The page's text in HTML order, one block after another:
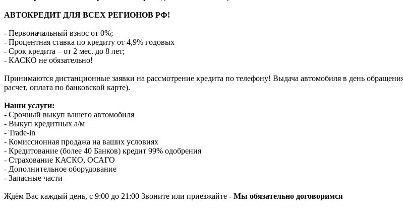
АВТОКРЕДИТ ДЛЯ ВСЕХ РЕГИОНОВ РФ!
- Первоначальный взнос от 0%;
- Процентная ставка по кредиту от 4,9% годовых
- Срок кредита – от 2 мес. до 8 лет;
- КАСКО не обязательно!
Принимаются дистанционные заявки на рассмотрение кредита по телефону! Выдача автомобиля в день
расчет, оплата по банковской карте).
Наши услуги:
- Срочный выкуп вашего автомобиля
- Выкуп кредитных а/м
- Trade-in
- Комиссионная продажа на ваших условиях
- Кредитование (более 40 Банков) кредит 99% одобрения
- Страхование КАСКО, ОСАГО
- Дополнительное оборудование
- Запасные части
Ждём Вас каждый день, с 9:00 до 21:00 Звоните или приезжайте - Мы обязательно договоримся